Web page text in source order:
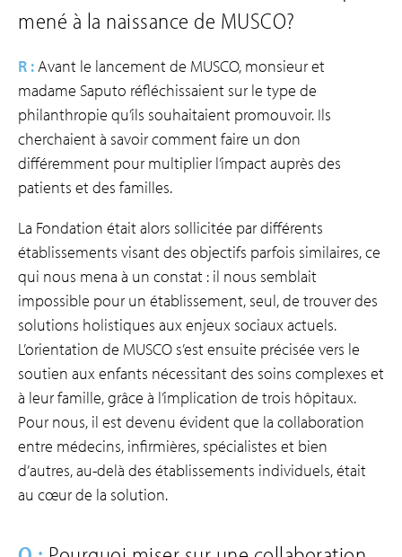
mené à la naissance de MUSCO?
R :Avant le lancement de MUSCO, monsieur et
madame Saputo réfléchissaient sur le type de
philanthropie qu’ils souhaitaient promouvoir. Ils
cherchaient à savoir comment faire un don
différemment pour multiplier l’impact auprès des
patients et des familles.
La Fondation était alors sollicitée par différents
établissements visant des objectifs parfois similaires, ce
qui nous mena à un constat : il nous semblait
impossible pour un établissement, seul, de trouver des
solutions holistiques aux enjeux sociaux actuels.
L’orientation de MUSCO s’est ensuite précisée vers le
soutien aux enfants nécessitant des soins complexes et
à leur famille, grâce à l’implication de trois hôpitaux.
Pour nous, il est devenu évident que la collaboration
entre médecins, infirmières, spécialistes et bien
d’autres, au-delà des établissements individuels, était
au cœur de la solution.